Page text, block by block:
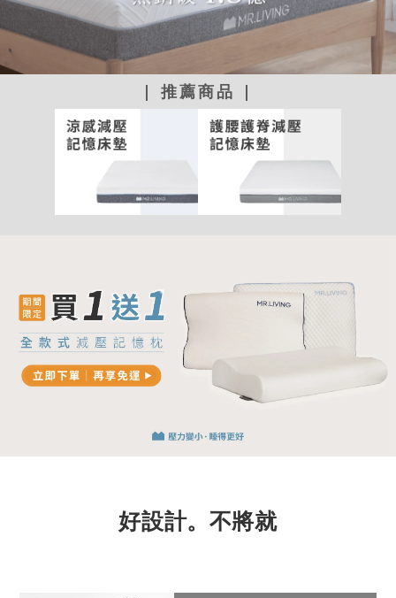
| 推薦商品 |
好設計。不將就